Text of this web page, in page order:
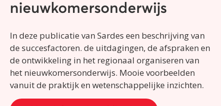
nieuwkomersonderwijs
In deze publicatie van Sardes een beschrijving van
de succesfactoren. de uitdagingen, de afspraken en
de ontwikkeling in het regionaal organiseren van
het nieuwkomersonderwijs. Mooie voorbeelden
vanuit de praktijk en wetenschappelijke inzichten.